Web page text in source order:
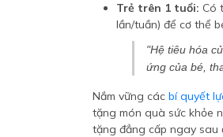
Trẻ trên 1 tuổi: Có
lần/tuần) để cơ thể
"Hệ tiêu hóa
ứng của bé,
Nắm vững các bí quyết
tặng món quà sức khỏe
tặng đẳng cấp ngay sau